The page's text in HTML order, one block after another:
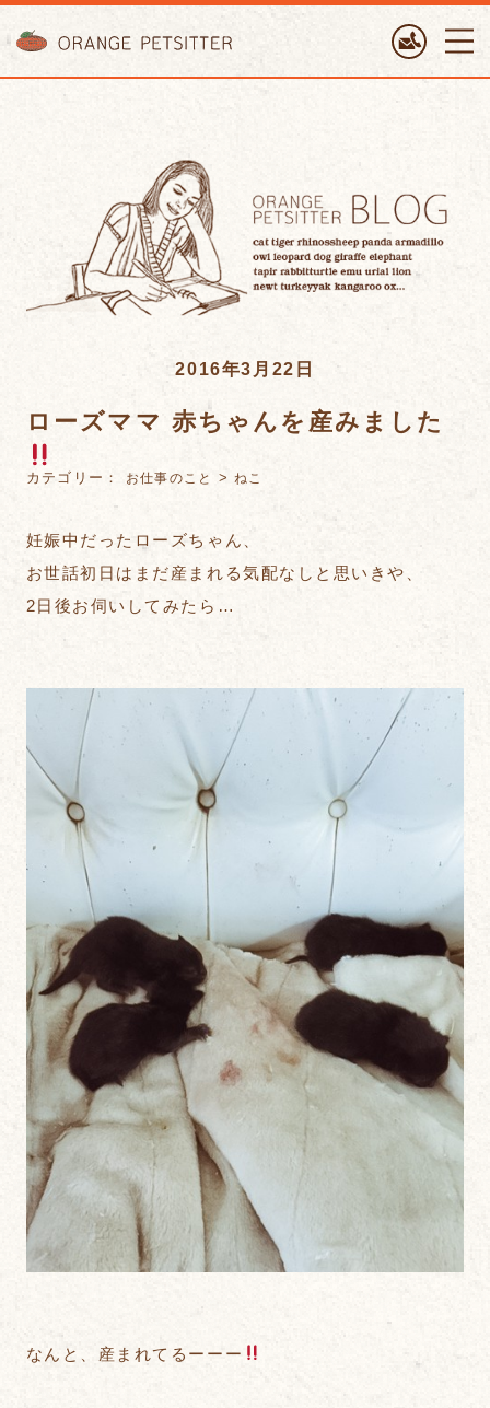
2016年3月22日
ローズママ 赤ちゃんを産みました
カテゴリー： お仕事のこと >ねこ
妊娠中だったローズちゃん、
お世話初日はまだ産まれる気配なしと思いきや、
2日後お伺いしてみたら…
なんと、産まれてるーーー